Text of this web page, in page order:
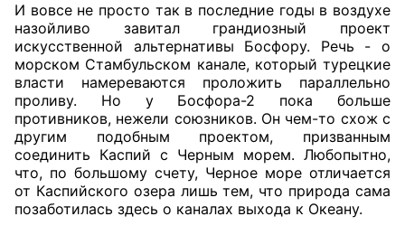
И вовсе не просто так в последние годы в воздухе
назойливо завитал грандиозный проект
искусственной альтернативы Босфору. Речь - о
морском Стамбульском канале, который турецкие
власти намереваются проложить параллельно
проливу. Но у Босфора-2 пока больше
противников, нежели союзников. Он чем-то схож с
другим подобным проектом, призванным
соединить Каспий с Черным морем. Любопытно,
что, по большому счету, Черное море отличается
от Каспийского озера лишь тем, что природа сама
позаботилась здесь о каналах выхода к Океану.